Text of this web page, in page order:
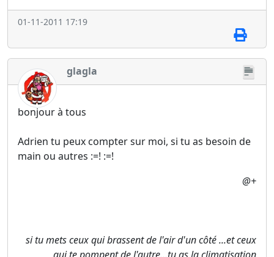
01-11-2011 17:19
glagla
bonjour à tous
Adrien tu peux compter sur moi, si tu as besoin de
main ou autres :=! :=!
@+
si tu mets ceux qui brassent de l'air d'un côté ...et ceux